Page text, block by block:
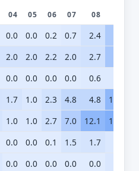
04 05 06 07 08
0.0 0.0 0.2 0.7 2.4
2.0 2.0 2.2 2.0 2.7
0.0 0.0 0.0 0.0 0.6
1.7 1.0 2.3 4.8 4.8 12.2
1.0 1.0 2.7 7.0 12.1 14.2
0.0 0.0 0.1 1.5 1.7
0.0 0.0 0.0 0.0 0.0